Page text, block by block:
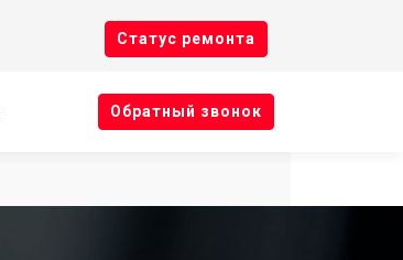
Cтатус ремонта
Oбратный звонок